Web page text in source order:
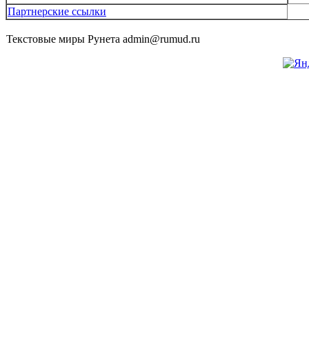
Партнерские ссылки
Текстовые миры Рунета admin@rumud.ru